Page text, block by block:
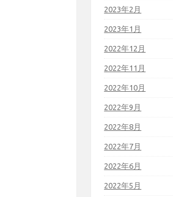
2023年2月
2023年1月
2022年12月
2022年11月
2022年10月
2022年9月
2022年8月
2022年7月
2022年6月
2022年5月